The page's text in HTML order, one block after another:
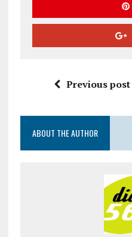
Previous post
ABOUT THE AUTHOR